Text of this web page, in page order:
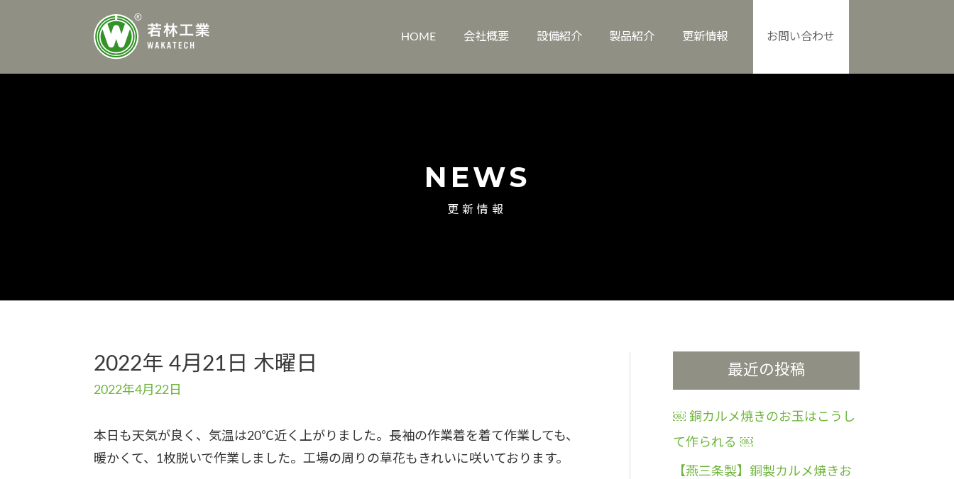
HOME 会社概要 設備紹介 製品紹介 更新情報 お問い合わせ
NEWS
更新情報
2022年 4月21日 木曜日
2022年4月22日
本日も天気が良く、気温は20℃近く上がりました。長袖の作業着を着て作業しても、
暖かくて、1枚脱いで作業しました。工場の周りの草花もきれいに咲いております。
最近の投稿
￼ 銅カルメ焼きのお玉はこうし
て作られる ￼
【燕三条製】銅製カルメ焼きお